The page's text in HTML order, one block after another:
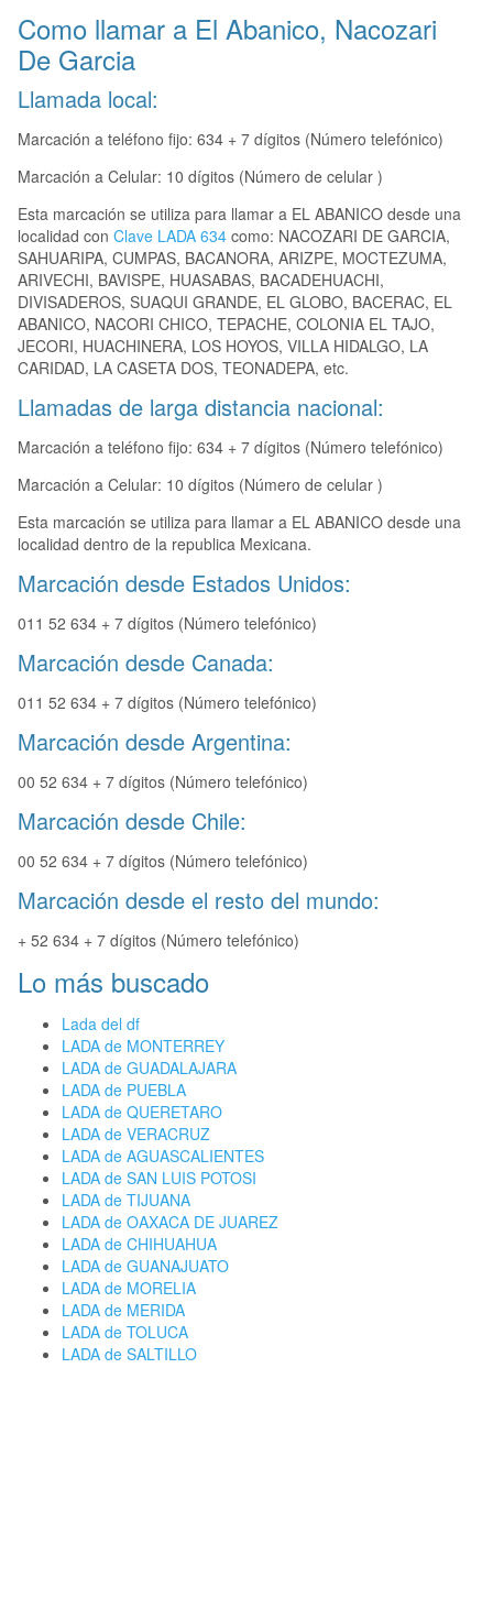
Como llamar a El Abanico, Nacozari
De Garcia
Llamada local:
Marcación a teléfono fijo: 634 + 7 dígitos (Número telefónico)
Marcación a Celular: 10 dígitos (Número de celular )
Esta marcación se utiliza para llamar a EL ABANICO desde una
localidad con Clave LADA 634 como: NACOZARI DE GARCIA,
SAHUARIPA, CUMPAS, BACANORA, ARIZPE, MOCTEZUMA,
ARIVECHI, BAVISPE, HUASABAS, BACADEHUACHI,
DIVISADEROS, SUAQUI GRANDE, EL GLOBO, BACERAC, EL
ABANICO, NACORI CHICO, TEPACHE, COLONIA EL TAJO,
JECORI, HUACHINERA, LOS HOYOS, VILLA HIDALGO, LA
CARIDAD, LA CASETA DOS, TEONADEPA, etc.
Llamadas de larga distancia nacional:
Marcación a teléfono fijo: 634 + 7 dígitos (Número telefónico)
Marcación a Celular: 10 dígitos (Número de celular )
Esta marcación se utiliza para llamar a EL ABANICO desde una
localidad dentro de la republica Mexicana.
Marcación desde Estados Unidos:
011 52 634 + 7 dígitos (Número telefónico)
Marcación desde Canada:
011 52 634 + 7 dígitos (Número telefónico)
Marcación desde Argentina:
00 52 634 + 7 dígitos (Número telefónico)
Marcación desde Chile:
00 52 634 + 7 dígitos (Número telefónico)
Marcación desde el resto del mundo:
+ 52 634 + 7 dígitos (Número telefónico)
Lo más buscado
Lada del df
LADA de MONTERREY
LADA de GUADALAJARA
LADA de PUEBLA
LADA de QUERETARO
LADA de VERACRUZ
LADA de AGUASCALIENTES
LADA de SAN LUIS POTOSI
LADA de TIJUANA
LADA de OAXACA DE JUAREZ
LADA de CHIHUAHUA
LADA de GUANAJUATO
LADA de MORELIA
LADA de MERIDA
LADA de TOLUCA
LADA de SALTILLO